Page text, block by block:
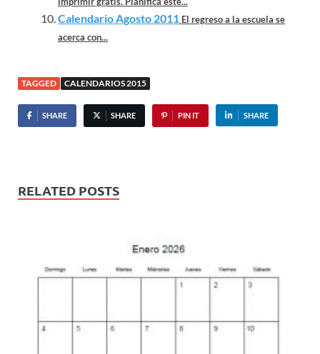
Calendario Agosto 2011 El regreso a la escuela se
acerca con...
TAGGED CALENDARIOS 2015
SHARE SHARE PIN IT SHARE
RELATED POSTS